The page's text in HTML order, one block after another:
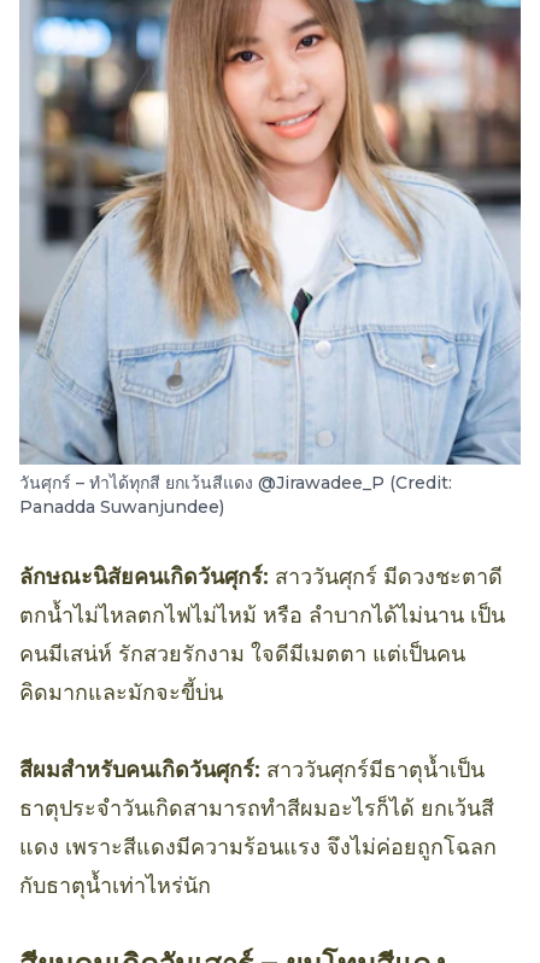
วันศุกร์ – ทำได้ทุกสี ยกเว้นสีแดง @Jirawadee_P (Credit:
Panadda Suwanjundee)
ลักษณะนิสัยคนเกิดวันศุกร์: สาววันศุกร์ มีดวงชะตาดี
ตกน้ำไม่ไหลตกไฟไม่ไหม้ หรือ ลำบากได้ไม่นาน เป็น
คนมีเสน่ห์ รักสวยรักงาม ใจดีมีเมตตา แต่เป็นคน
คิดมากและมักจะขี้บ่น
สีผมสำหรับคนเกิดวันศุกร์: สาววันศุกร์มีธาตุน้ำเป็น
ธาตุประจำวันเกิดสามารถทำสีผมอะไรก็ได้ ยกเว้นสี
แดง เพราะสีแดงมีความร้อนแรง จึงไม่ค่อยถูกโฉลก
กับธาตุน้ำเท่าไหร่นัก